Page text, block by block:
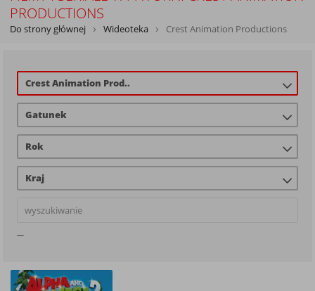
PRODUCTIONS
Do strony głównej Wideoteka Crest Animation Productions
Crest Animation Prod..
Gatunek
Rok
Kraj